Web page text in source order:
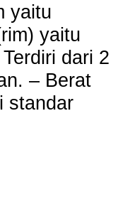
yaitu
yaitu
dari 2
– Berat
standar